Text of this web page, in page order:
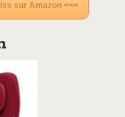
sur Amazon <<<